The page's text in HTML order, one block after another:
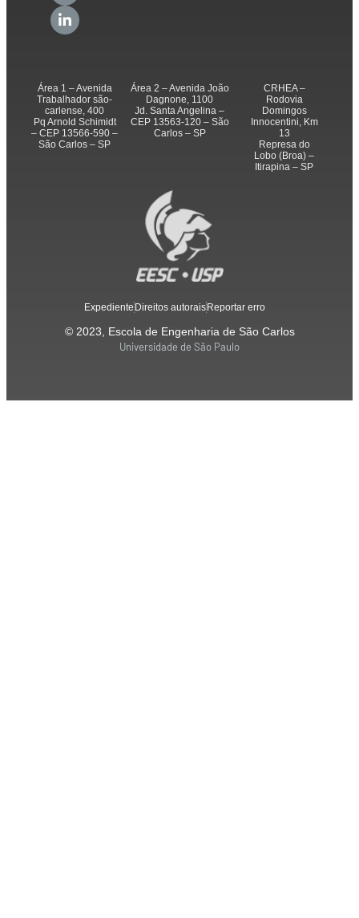
Área 1 – Avenida
Trabalhador são-
carlense, 400
Pq Arnold Schimidt
– CEP 13566-590 –
São Carlos – SP
Área 2 – Avenida João
Dagnone, 1100
Jd. Santa Angelina –
CEP 13563-120 – São
Carlos – SP
CRHEA –
Rodovia
Domingos
Innocentini, Km
13
Represa do
Lobo (Broa) –
Itirapina – SP
Expediente Direitos autorais Reportar erro
© 2023, Escola de Engenharia de São Carlos
Universidade de São Paulo